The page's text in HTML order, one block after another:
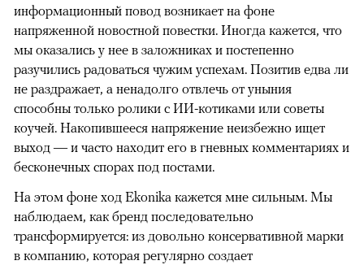
информационный повод возникает на фоне
напряженной новостной повестки. Иногда кажется, что
мы оказались у нее в заложниках и постепенно
разучились радоваться чужим успехам. Позитив едва ли
не раздражает, а ненадолго отвлечь от уныния
способны только ролики с ИИ-котиками или советы
коучей. Накопившееся напряжение неизбежно ищет
выход — и часто находит его в гневных комментариях и
бесконечных спорах под постами.
На этом фоне ход Ekonika кажется мне сильным. Мы
наблюдаем, как бренд последовательно
трансформируется: из довольно консервативной марки
в компанию, которая регулярно создает